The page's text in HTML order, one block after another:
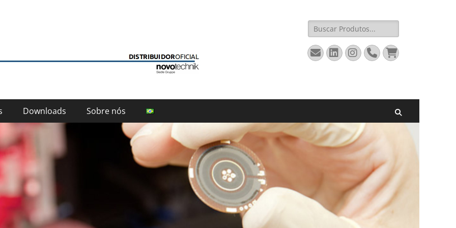
Pesquisar
por:
EmailLinkedIn
Instagram
FoneCarrinho
Downloads Sobre nós